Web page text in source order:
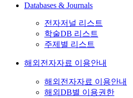
Databases & Journals
전자저널 리스트
학술DB 리스트
주제별 리스트
해외전자자료 이용안내
해외전자자료 이용안내
해외DB별 이용권한